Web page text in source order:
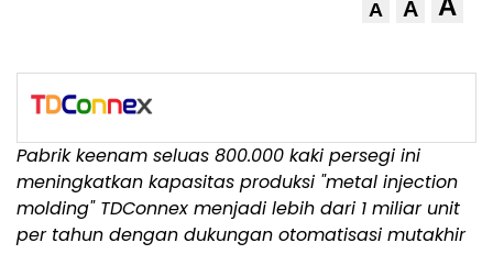
A A A
Pabrik keenam seluas 800.000 kaki persegi ini
meningkatkan kapasitas produksi "metal injection
molding" TDConnex menjadi lebih dari 1 miliar unit
per tahun dengan dukungan otomatisasi mutakhir